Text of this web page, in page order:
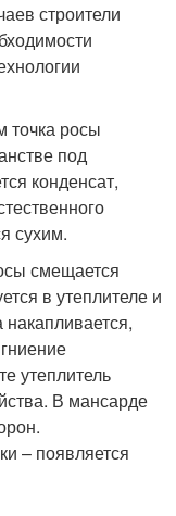
строители
точка росы
под
конденсат,
сухим.
смещается
в утеплителе и
утеплитель
В мансарде
– появляется